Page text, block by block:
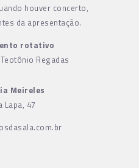
houver concerto,
da apresentação.
rotativo
Regadas
Meireles
Lapa, 47